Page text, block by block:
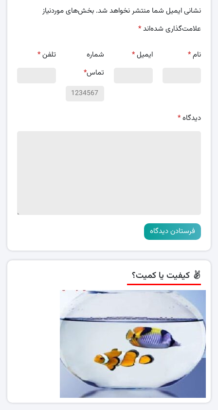
نشانی ایمیل شما منتشر نخواهد شد. بخش‌های موردنیاز
علامت‌گذاری شده‌اند*
نام* ایمیل*
شماره
تماس*
تلفن*
دیدگاه*
کیفیت یا کمیت؟